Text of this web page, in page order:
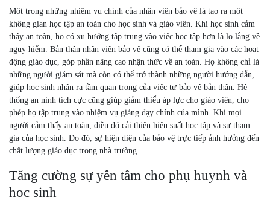
Một trong những nhiệm vụ chính của nhân viên bảo vệ là tạo ra một
không gian học tập an toàn cho học sinh và giáo viên. Khi học sinh cảm
thấy an toàn, họ có xu hướng tập trung vào việc học tập hơn là lo lắng về
nguy hiểm. Bản thân nhân viên bảo vệ cũng có thể tham gia vào các hoạt
động giáo dục, góp phần nâng cao nhận thức về an toàn. Họ không chỉ là
những người giám sát mà còn có thể trở thành những người hướng dẫn,
giúp học sinh nhận ra tầm quan trọng của việc tự bảo vệ bản thân. Hệ
thống an ninh tích cực cũng giúp giảm thiểu áp lực cho giáo viên, cho
phép họ tập trung vào nhiệm vụ giảng dạy chính của mình. Khi mọi
người cảm thấy an toàn, điều đó cải thiện hiệu suất học tập và sự tham
gia của học sinh. Do đó, sự hiện diện của bảo vệ trực tiếp ảnh hưởng đến
chất lượng giáo dục trong nhà trường.
Tăng cường sự yên tâm cho phụ huynh và
học sinh